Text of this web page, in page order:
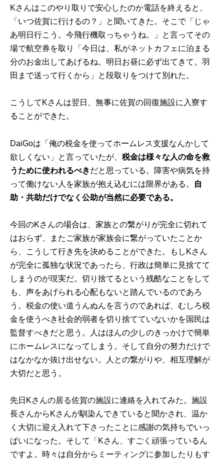
Kさんはこのやり取りで安心したのか電話を終えると、
「いつ佐賀に行けるの？」と聞いてきた。そこで「じゃ
あ明日行こう。今飛行機取っちゃうね。」と言ってその
場で航空券を取り「今日は、私がネットカフェに泊まる
分のお金出してあげるね。明日お昼に必ず出てきて。羽
田まで送って行くから」と段取りをつけて別れた。
こうしてKさんは翌日、無事に佐賀の回復施設に入寮す
ることができた。
DaiGoは「俺の税金を使ってホームレス支援なんかして
欲しくない」と言っていたが、税金は様々な人の命を救
うために使われるべきだと思っている。障害や病気を持
って働けない人を家族が抱え込むには限界がある。
自
助・共助だけでなく公助が当然に必要である。
今回のKさんの場合は、家族との繋がりが完全に切れて
はおらず、またご家族が家族会に繋がっていたことか
ら、こうして行き先を決めることができた。もしKさん
が完全に孤独な状況であったら、行政は簡単に見捨てて
しまうのが現実だ。切り捨てるという残酷なことをして
も、声をあげられる心配もないと踏んでいるのであろ
う。税金の使い道うんぬんを言うのであれば、むしろ税
金を使うべき社会的弱者を切り捨てていないかを国民は
監督すべきだと思う。人はほんの少しのきっかけで簡単
にホームレスになってしまう。そして自分の努力だけで
はなかなか抜け出せない。人との繋がりや、相互理解が
大切だと思う。
先日Kさんの居る佐賀の施設に連絡を入れてみた。施設
長さんからKさんが馴染んできていると聞かされ、温か
く大切に迎え入れて下さったことに感謝の気持ちでいっ
ぱいになった。そして「Kさん、すごく頑張っているん
ですよ。時々は自分からミーティングに参加したりもす